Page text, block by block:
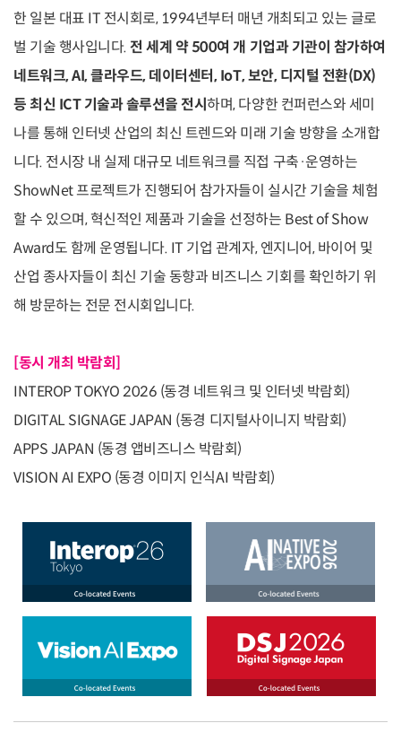
한 일본 대표 IT 전시회로, 1994년부터 매년 개최되고 있는 글로
벌 기술 행사입니다.전 세계 약 500여 개 기업과 기관이 참가하여
네트워크, AI, 클라우드, 데이터센터, IoT, 보안, 디지털 전환(DX)
등 최신 ICT 기술과 솔루션을 전시하며, 다양한 컨퍼런스와 세미
나를 통해 인터넷 산업의 최신 트렌드와 미래 기술 방향을 소개합
니다. 전시장 내 실제 대규모 네트워크를 직접 구축·운영하는
ShowNet 프로젝트가 진행되어 참가자들이 실시간 기술을 체험
할 수 있으며, 혁신적인 제품과 기술을 선정하는 Best of Show
Award도 함께 운영됩니다. IT 기업 관계자, 엔지니어, 바이어 및
산업 종사자들이 최신 기술 동향과 비즈니스 기회를 확인하기 위
해 방문하는 전문 전시회입니다.
[동시 개최 박람회]
INTEROP TOKYO 2026 (동경 네트워크 및 인터넷 박람회)
DIGITAL SIGNAGE JAPAN (동경 디지털사이니지 박람회)
APPS JAPAN (동경 앱비즈니스 박람회)
VISION AI EXPO (동경 이미지 인식AI 박람회)